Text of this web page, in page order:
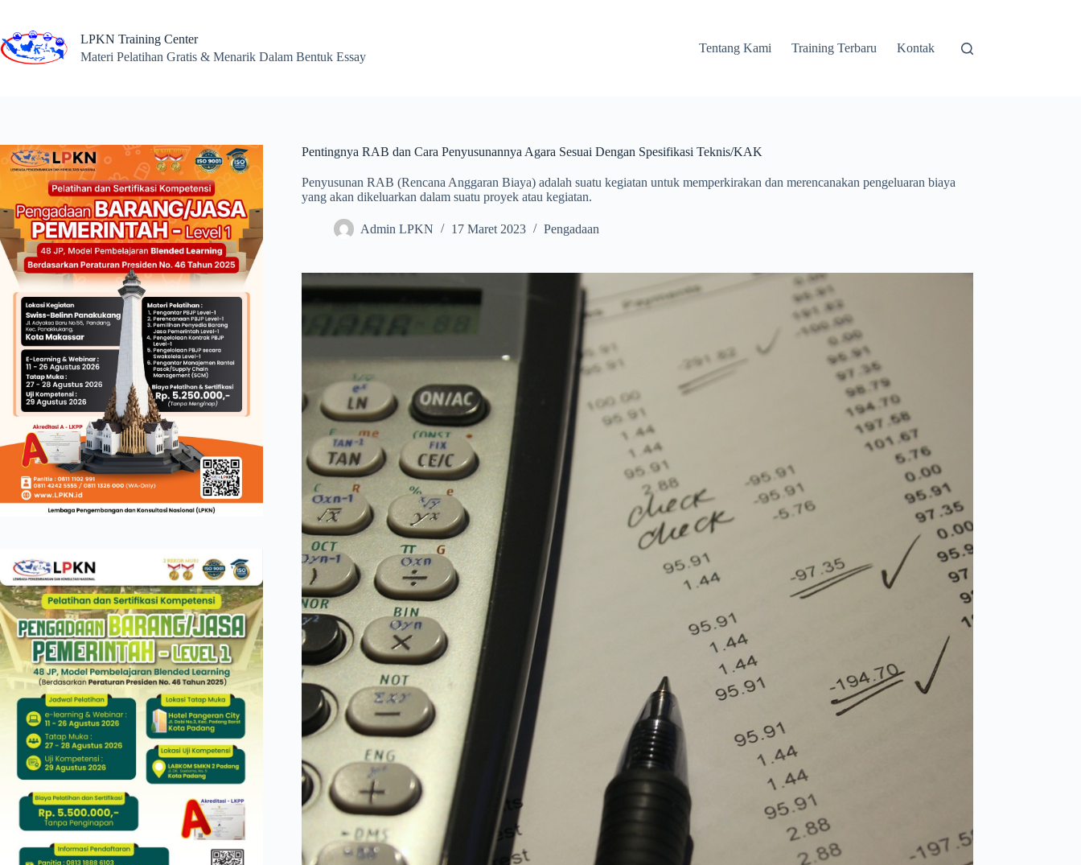
content
LPKN Training Center
Materi Pelatihan Gratis & Menarik Dalam Bentuk Essay
Tentang Kami Training Terbaru Kontak
Pentingnya RAB dan Cara Penyusunannya Agara Sesuai Dengan Spesifikasi Teknis/KAK
Penyusunan RAB (Rencana Anggaran Biaya) adalah suatu kegiatan untuk memperkirakan dan merencanakan pengeluaran biaya
yang akan dikeluarkan dalam suatu proyek atau kegiatan.
Admin LPKN 17 Maret 2023 Pengadaan